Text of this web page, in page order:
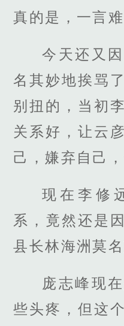
真的是，一言难
今天还又
名其妙地挨骂
别扭的，当初
关系好，让云
己，嫌弃自己
现在李修
系，竟然还是
县长林海洲莫
庞志峰现
些头疼，但这